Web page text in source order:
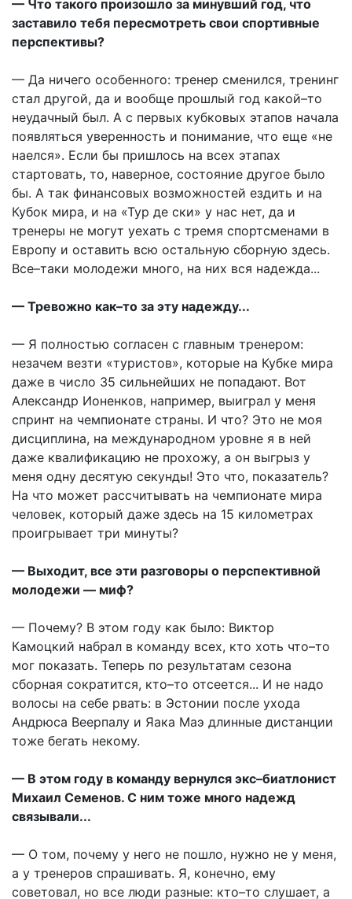
— Что такого произошло за минувший год, что
заставило тебя пересмотреть свои спортивные
перспективы?
— Да ничего особенного: тренер сменился, тренинг
стал другой, да и вообще прошлый год какой–то
неудачный был. А с первых кубковых этапов начала
появляться уверенность и понимание, что еще «не
наелся». Если бы пришлось на всех этапах
стартовать, то, наверное, состояние другое было
бы. А так финансовых возможностей ездить и на
Кубок мира, и на «Тур де ски» у нас нет, да и
тренеры не могут уехать с тремя спортсменами в
Европу и оставить всю остальную сборную здесь.
Все–таки молодежи много, на них вся надежда...
— Тревожно как–то за эту надежду...
— Я полностью согласен с главным тренером:
незачем везти «туристов», которые на Кубке мира
даже в число 35 сильнейших не попадают. Вот
Александр Ионенков, например, выиграл у меня
спринт на чемпионате страны. И что? Это не моя
дисциплина, на международном уровне я в ней
даже квалификацию не прохожу, а он выгрыз у
меня одну десятую секунды! Это что, показатель?
На что может рассчитывать на чемпионате мира
человек, который даже здесь на 15 километрах
проигрывает три минуты?
— Выходит, все эти разговоры о перспективной
молодежи — миф?
— Почему? В этом году как было: Виктор
Камоцкий набрал в команду всех, кто хоть что–то
мог показать. Теперь по результатам сезона
сборная сократится, кто–то отсеется... И не надо
волосы на себе рвать: в Эстонии после ухода
Андрюса Веерпалу и Яака Маэ длинные дистанции
тоже бегать некому.
— В этом году в команду вернулся экс–биатлонист
Михаил Семенов. С ним тоже много надежд
связывали...
— О том, почему у него не пошло, нужно не у меня,
а у тренеров спрашивать. Я, конечно, ему
советовал, но все люди разные: кто–то слушает, а